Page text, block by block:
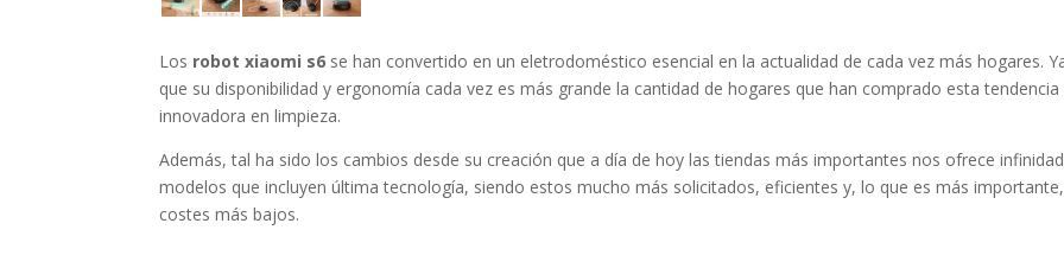
Los robot xiaomi s6 se han convertido en un eletrodoméstico esencial en la actualidad de cada vez más hogares.
que su disponibilidad y ergonomía cada vez es más grande la cantidad de hogares que han comprado esta tendencia
innovadora en limpieza.
Además, tal ha sido los cambios desde su creación que a día de hoy las tiendas más importantes nos ofrece
modelos que incluyen última tecnología, siendo estos mucho más solicitados, eficientes y, lo que es más
costes más bajos.